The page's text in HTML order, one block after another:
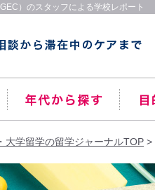
）のスタッフによる学校レポート
大学留学の留学ジャーナルTOP